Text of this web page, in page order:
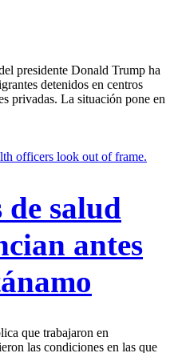
presidente Donald Trump ha
detenidos en centros
privadas. La situación pone en
salud
antes
que trabajaron en
las condiciones en las que